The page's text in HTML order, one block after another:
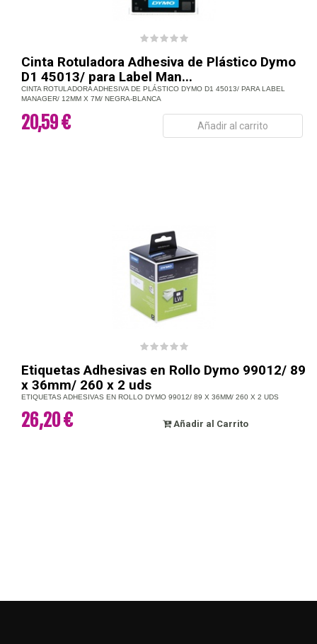
Cinta Rotuladora Adhesiva de Plástico Dymo
D1 45013/ para Label Man...
CINTA ROTULADORA ADHESIVA DE PLÁSTICO DYMO D1 45013/ PARA LABEL
MANAGER/ 12MM X 7M/ NEGRA-BLANCA
20,59 € Añadir al carrito
Etiquetas Adhesivas en Rollo Dymo 99012/ 89
x 36mm/ 260 x 2 uds
ETIQUETAS ADHESIVAS EN ROLLO DYMO 99012/ 89 X 36MM/ 260 X 2 UDS
26,20 € Añadir al Carrito